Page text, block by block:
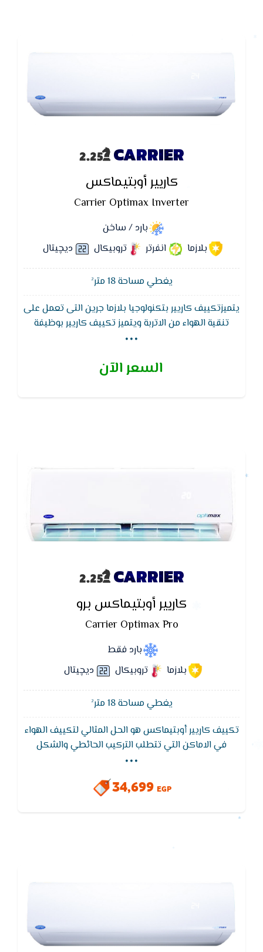
CARRIER
كاريير أوبتيماكس
Carrier Optimax Inverter
بارد / ساخن
بلازما
انفرتر تروبيكال ديچيتال
يغطي مساحة 18 متر²
يتميزتكييف كاريير بتكنولوجيا بلازما جرين التى تعمل على
تنقية الهواء من الاتربة ويتميز تكييف كاريير بوظيفة
التنظيف الذاتى لجهاز التكييف لتجفيف الـمبادل الحرارى
...
السعر الآن
CARRIER
كاريير أوبتيماكس برو
Carrier Optimax Pro
بارد فقط
بلازما
تروبيكال ديچيتال
يغطي مساحة 18 متر²
تكييف كاريير أوبتيماكس هو الحل المثالي لتكييف الهواء
في الاماكن التي تتطلب التركيب الحائطي والشكل
الجمالى ويتميز تكييف كاريير بافضل توزيع للهواء واقل
استهلاك للكهرباء ويتميز بضمان 5 سنين
...
34,699 EGP